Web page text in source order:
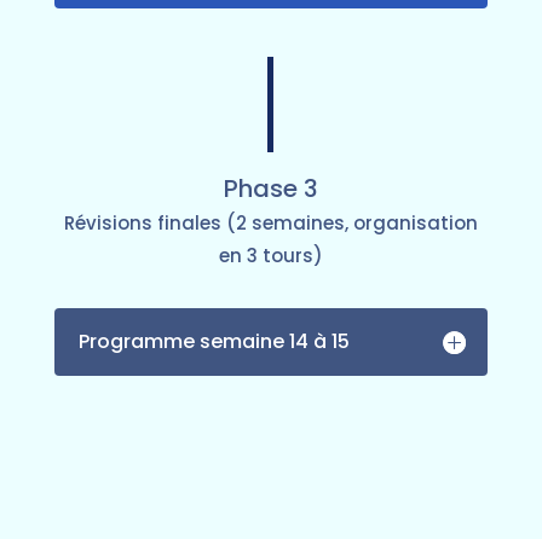
Phase 3
Révisions finales (2 semaines, organisation
en 3 tours)
Programme semaine 14 à 15